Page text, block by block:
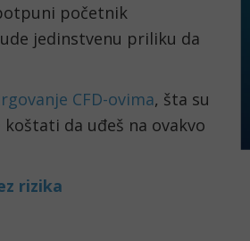
početnik
jedinstvenu priliku da
CFD-ovima, šta su
da uđeš na ovakvo
rizika